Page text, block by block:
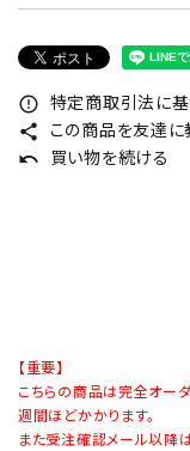
error_outline 特定商取引法に
share この商品を友達に
undo 買い物を続ける
【重要】
こちらの商品は完全オー
週間ほどかかります。
また受注確認メール以降